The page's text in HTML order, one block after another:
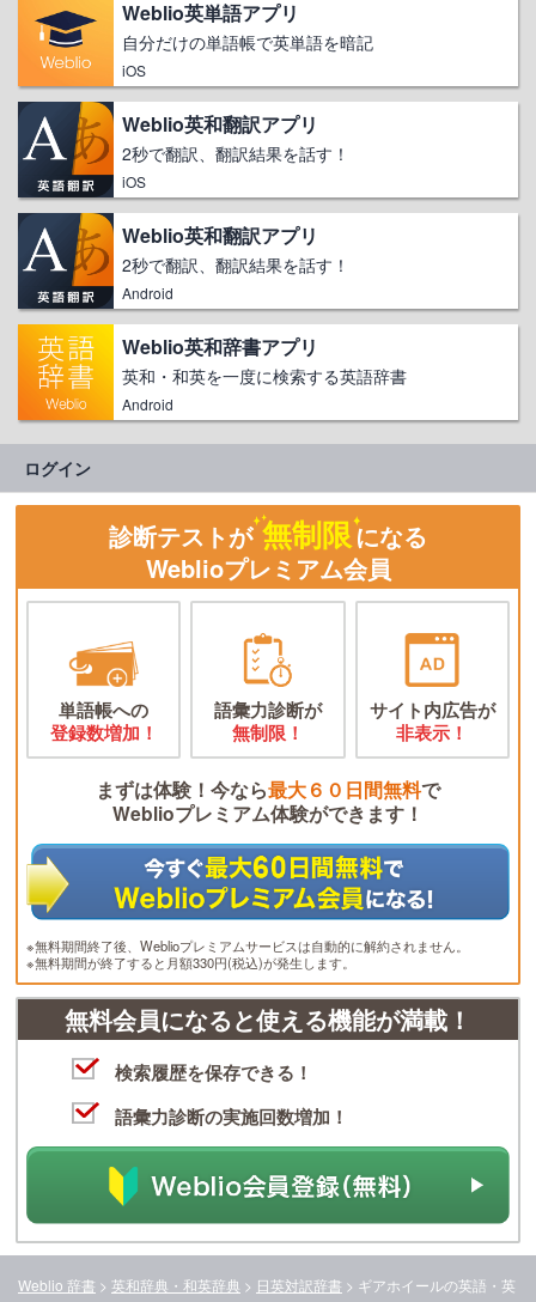
Weblio英単語アプリ
自分だけの単語帳で英単語を暗記
iOS
Weblio英和翻訳アプリ
2秒で翻訳、翻訳結果を話す！
iOS
Weblio英和翻訳アプリ
2秒で翻訳、翻訳結果を話す！
Android
Weblio英和辞書アプリ
英和・和英を一度に検索する英語辞書
Android
ログイン
診断テストが 無制限になる
Weblioプレミアム会員
単語帳への
登録数増加！
語彙力診断が
無制限！
サイト内広告が
非表示！
まずは体験！今なら最大６０日間無料で
Weblioプレミアム体験ができます！
※無料期間終了後、Weblioプレミアムサービスは自動的に解約されません。
※無料期間が終了すると月額330円(税込)が発生します。
無料会員になると使える機能が満載！
検索履歴を保存できる！
語彙力診断の実施回数増加！
Weblio 辞書 > 英和辞典・和英辞典 > 日英対訳辞書 > ギアホイールの英語・英